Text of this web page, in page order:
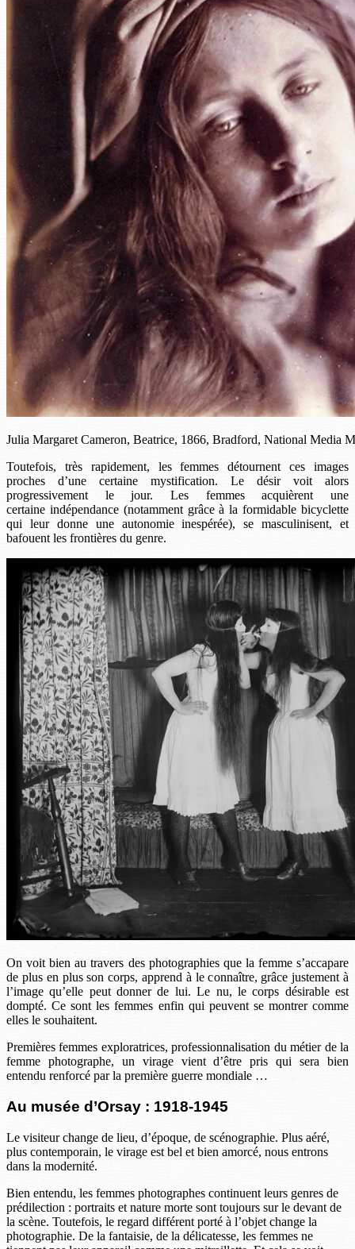
Julia Margaret Cameron, Beatrice, 1866, Bradford, National Media
Toutefois, très rapidement, les femmes détournent ces images
proches d’une certaine mystification. Le désir voit alors
progressivement le jour. Les femmes acquièrent une
certaine indépendance (notamment grâce à la formidable bicyclette
qui leur donne une autonomie inespérée), se masculinisent, et
bafouent les frontières du genre.
On voit bien au travers des photographies que la femme s’accapare
de plus en plus son corps, apprend à le connaître, grâce justement à
l’image qu’elle peut donner de lui. Le nu, le corps désirable est
dompté. Ce sont les femmes enfin qui peuvent se montrer comme
elles le souhaitent.
Premières femmes exploratrices, professionnalisation du métier de la
femme photographe, un virage vient d’être pris qui sera bien
entendu renforcé par la première guerre mondiale …
Au musée d’Orsay : 1918-1945
Le visiteur change de lieu, d’époque, de scénographie. Plus aéré,
plus contemporain, le virage est bel et bien amorcé, nous entrons
dans la modernité.
Bien entendu, les femmes photographes continuent leurs genres de
prédilection : portraits et nature morte sont toujours sur le devant de
la scène. Toutefois, le regard différent porté à l’objet change la
photographie. De la fantaisie, de la délicatesse, les femmes ne